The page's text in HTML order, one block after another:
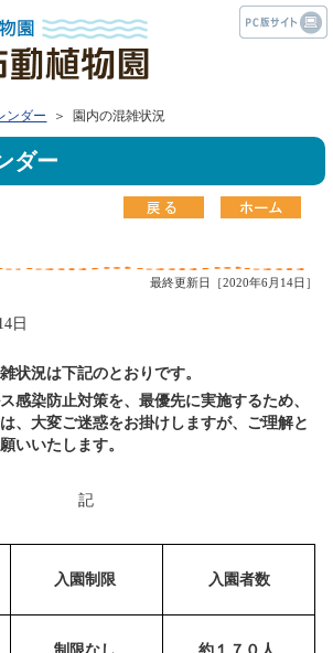
ンダー ＞ 園内の混雑状況
ダー
最終更新日［2020年6月14日］
日
状況は下記のとおりです。
感染防止対策を、最優先に実施するため、
、大変ご迷惑をお掛けしますが、ご理解と
いいたします。
記
入園制限 入園者数